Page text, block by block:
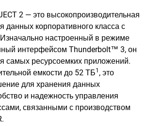
2 — это высокопроизводительная
данных корпоративного класса с
настроенный в режиме
интерфейсом Thunderbolt™ 3, он
самых ресурсоемких приложений.
емкости до 52 ТБ1 , это
для хранения данных
и надежность управления
связанными с производством